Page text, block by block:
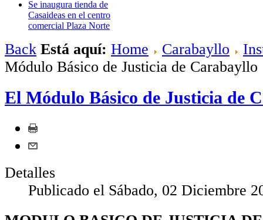
Se inaugura tienda de
Casaideas en el centro
comercial Plaza Norte
Back Está aquí: Home Carabayllo
Módulo Básico de Justicia de Carabayllo
El Módulo Básico de Justicia de
Detalles
Publicado el Sábado, 02 Diciembre